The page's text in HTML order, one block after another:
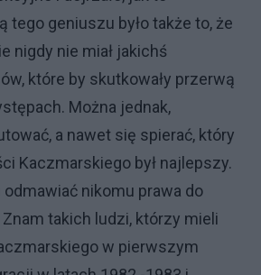
tego geniuszu było także to, że
nigdy nie miał jakichś
które by skutkowały przerwą
Można jednak,
a nawet się spierać, który
Kaczmarskiego był najlepszy.
nikomu prawa do
Znam takich ludzi, którzy mieli
w pierwszym